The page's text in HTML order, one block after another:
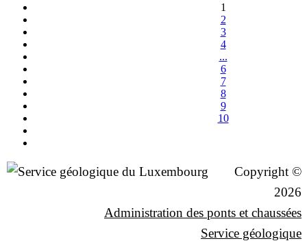
1
2
3
4
...
6
7
8
9
10
Copyright ©
2026
Administration des ponts et chaussées
Service géologique